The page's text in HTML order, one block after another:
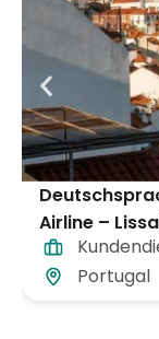
Airline –
Portugal